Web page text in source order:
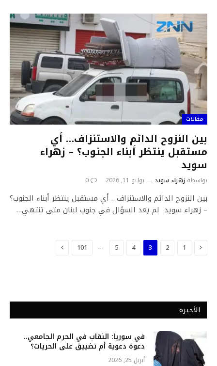
مقالات
بين النزوح الدائم والاستنزاف… أي
مستقبل ينتظر أبناء الجنوب؟ – زهراء
سويد
بواسطة زهراء سويد يوليو 11, 2026 0
بين النزوح الدائم والاستنزاف… أي مستقبل ينتظر أبناء الجنوب؟
– زهراء سويد لم يعد السؤال في جنوب لبنان متى تنتهي…
السابق
1
2
3
4
5
…
101 التالي
الأخيرة
في سوريا: النقاب في الحرم الجامعي..
دعوة دعوية أم تضييق على الحريات؟
أبريل 25, 2026